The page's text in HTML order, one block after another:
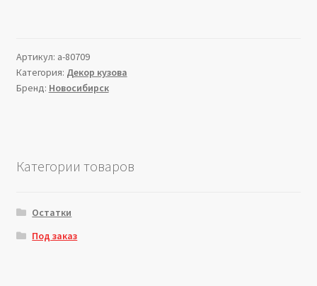
Артикул: a-80709
Категория: Декор кузова
Бренд: Новосибирск
Категории товаров
Остатки
Под заказ